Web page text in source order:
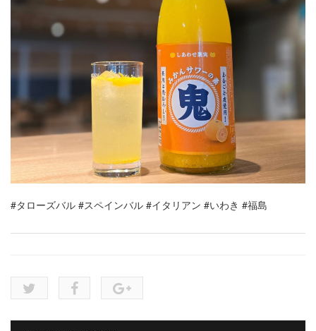
#タローズバル #スペインバル #イタリアン #いわき #福島